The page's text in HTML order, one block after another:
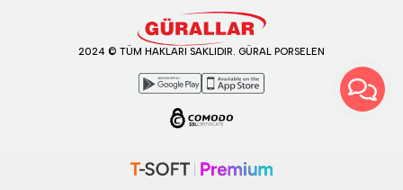
2024 © TÜM HAKLARI SAKLIDIR. GÜRAL PORSELEN